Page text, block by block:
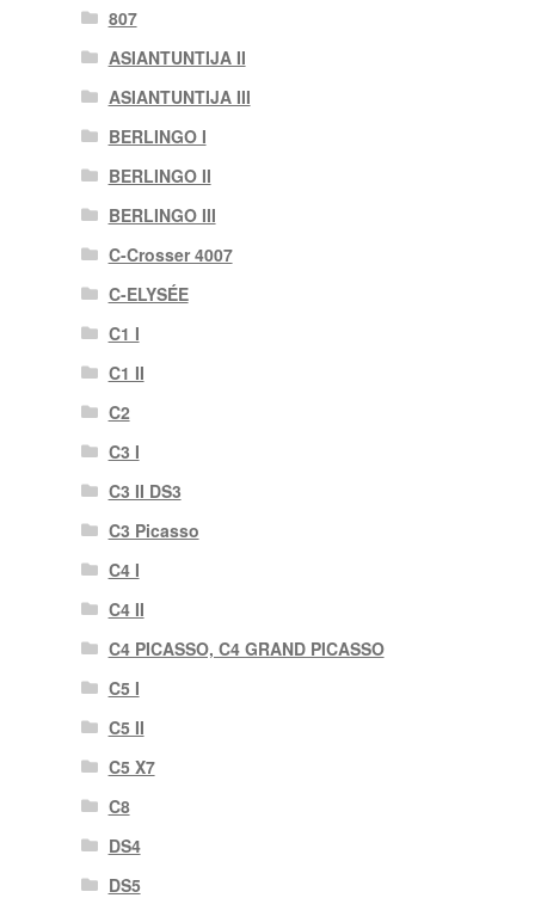
807
ASIANTUNTIJA II
ASIANTUNTIJA III
BERLINGO I
BERLINGO II
BERLINGO III
C-Crosser 4007
C-ELYSÉE
C1 I
C1 II
C2
C3 I
C3 II DS3
C3 Picasso
C4 I
C4 II
C4 PICASSO, C4 GRAND PICASSO
C5 I
C5 II
C5 X7
C8
DS4
DS5